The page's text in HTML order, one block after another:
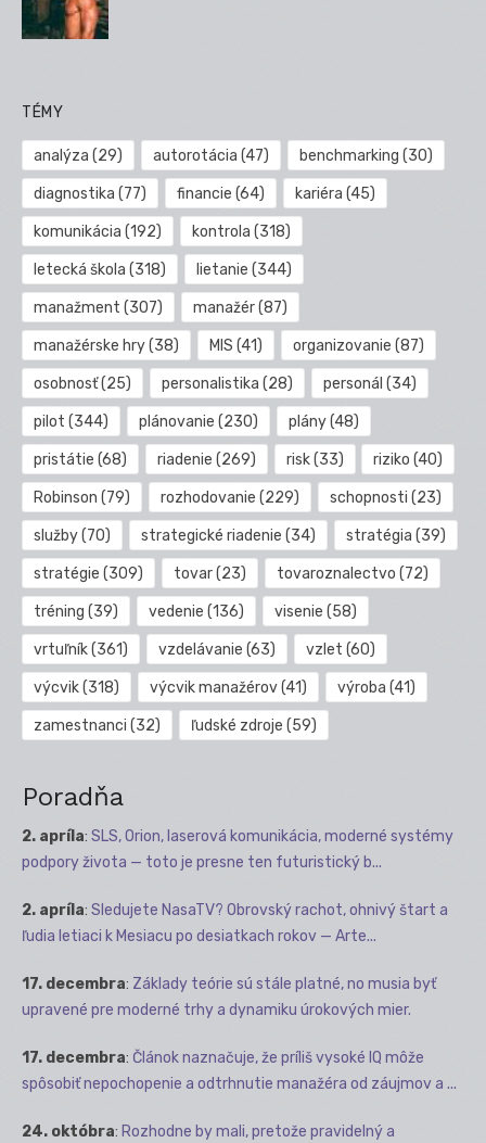
TÉMY
analýza (29) autorotácia (47) benchmarking (30)
diagnostika (77) financie (64) kariéra (45)
komunikácia (192) kontrola (318)
letecká škola (318) lietanie (344)
manažment (307) manažér(87)
manažérske hry(38) MIS (41) organizovanie (87)
osobnosť(25) personalistika (28) personál (34)
pilot (344) plánovanie (230) plány(48)
pristátie (68) riadenie (269) risk(33) riziko (40)
Robinson (79) rozhodovanie (229) schopnosti (23)
služby(70) strategické riadenie (34) stratégia (39)
stratégie (309) tovar(23) tovaroznalectvo (72)
tréning (39) vedenie (136) visenie (58)
vrtuľník(361) vzdelávanie (63) vzlet (60)
výcvik(318) výcvik manažérov(41) výroba (41)
zamestnanci (32) ľudské zdroje (59)
Poradňa
2. apríla: SLS, Orion, laserová komunikácia, moderné systémy
podpory života — toto je presne ten futuristický b...
2. apríla: Sledujete NasaTV? Obrovský rachot, ohnivý štart a
ľudia letiaci k Mesiacu po desiatkach rokov — Arte...
17. decembra: Základy teórie sú stále platné, no musia byť
upravené pre moderné trhy a dynamiku úrokových mier.
17. decembra: Článok naznačuje, že príliš vysoké IQ môže
spôsobiť nepochopenie a odtrhnutie manažéra od záujmov a ...
24. októbra: Rozhodne by mali, pretože pravidelný a